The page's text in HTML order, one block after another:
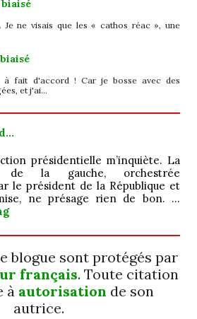
Je ne visais que les « cathos réac », une
à fait d'accord ! Car je bosse avec des
et j'ai…
présidentielle m’inquiète. La
de la gauche, orchestrée
le président de la République et
ne présage rien de bon. …
Jamais ; ô ! grand…
blogue sont protégés par
français. Toute citation
à autorisation de son
autrice.